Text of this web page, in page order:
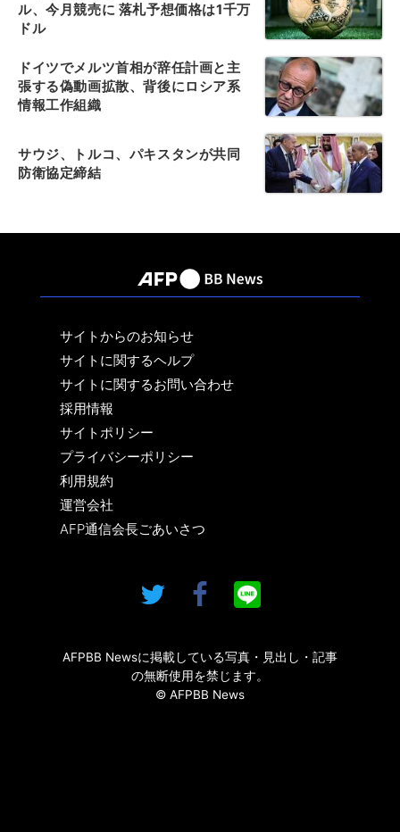
ル、今月競売に 落札予想価格は1千万
ドル
ドイツでメルツ首相が辞任計画と主
張する偽動画拡散、背後にロシア系
情報工作組織
サウジ、トルコ、パキスタンが共同
防衛協定締結
サイトからのお知らせ
サイトに関するヘルプ
サイトに関するお問い合わせ
採用情報
サイトポリシー
プライバシーポリシー
利用規約
運営会社
AFP通信会長ごあいさつ
AFPBB Newsに掲載している写真・見出し・記事
の無断使用を禁じます。
© AFPBB News